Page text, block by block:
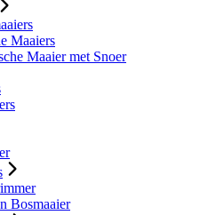
Maaiers
Maaier met Snoer
Bosmaaier